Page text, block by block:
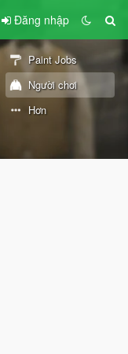
Đăng nhập
Paint Jobs
Người chơi
Hơn